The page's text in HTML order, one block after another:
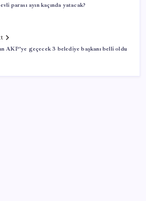
parası ayın kaçında yatacak?
AKP’ye geçecek 3 belediye başkanı belli oldu